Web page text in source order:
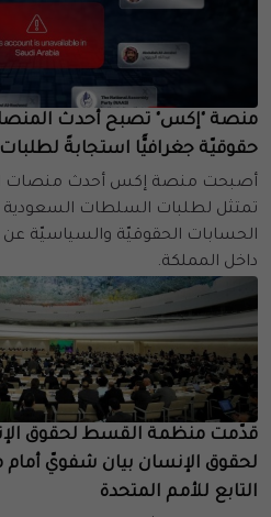
منصة "إكس" تصبح أحدث
حقوقيّة جغرافيًّا استجابةً
أصبحت منصة إكس أحدث منصات
تمتثل لطلبات السلطات
الحسابات الحقوقيّة والسياسيّة عن
داخل المملكة.
قدّمت منظمة القسط لحقوق
لحقوق الإنسان بيان شفويّ
التابع للأمم المتحدة